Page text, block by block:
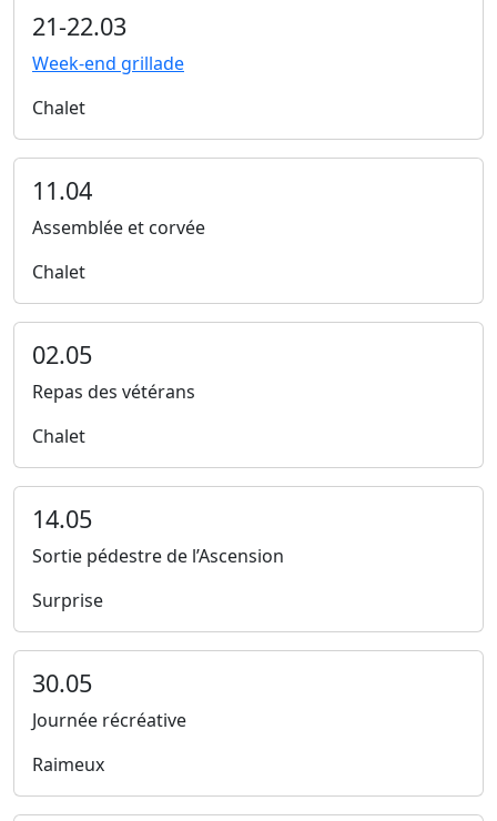
21-22.03
Week-end grillade
Chalet
11.04
Assemblée et corvée
Chalet
02.05
Repas des vétérans
Chalet
14.05
Sortie pédestre de l’Ascension
Surprise
30.05
Journée récréative
Raimeux